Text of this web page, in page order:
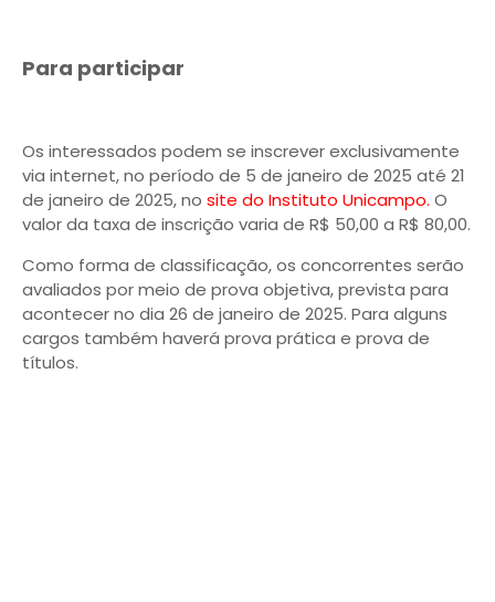
Para participar
Os interessados podem se inscrever exclusivamente
via internet, no período de 5 de janeiro de 2025 até 21
de janeiro de 2025, no site do Instituto Unicampo. O
valor da taxa de inscrição varia de R$ 50,00 a R$ 80,00.
Como forma de classificação, os concorrentes serão
avaliados por meio de prova objetiva, prevista para
acontecer no dia 26 de janeiro de 2025. Para alguns
cargos também haverá prova prática e prova de
títulos.